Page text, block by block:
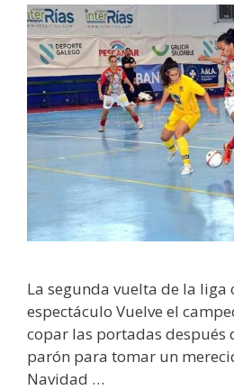
La segunda vuelta de la liga
espectáculo Vuelve el
copar las portadas después
parón para tomar un
Navidad …